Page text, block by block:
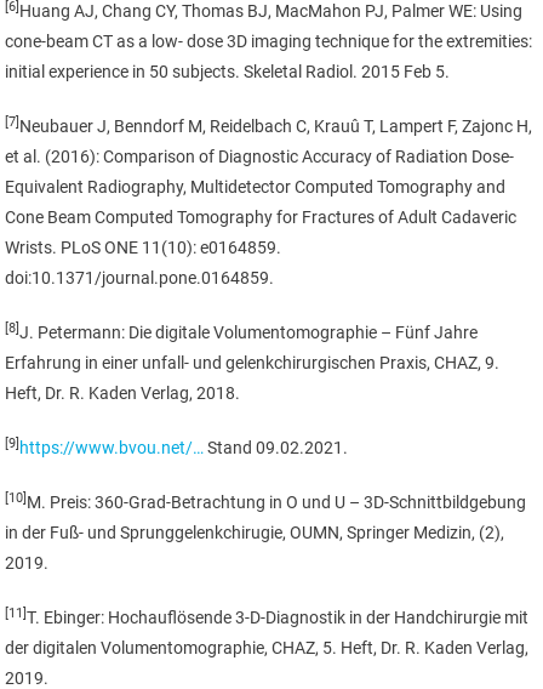
[6] Huang AJ, Chang CY, Thomas BJ, MacMahon PJ, Palmer WE: Using
cone-beam CT as a low- dose 3D imaging technique for the extremities:
initial experience in 50 subjects. Skeletal Radiol. 2015 Feb 5.
[7] Neubauer J, Benndorf M, Reidelbach C, Krauû T, Lampert F, Zajonc H,
et al. (2016): Comparison of Diagnostic Accuracy of Radiation Dose-
Equivalent Radiography, Multidetector Computed Tomography and
Cone Beam Computed Tomography for Fractures of Adult Cadaveric
Wrists. PLoS ONE 11(10): e0164859.
doi:10.1371/journal.pone.0164859.
[8]J. Petermann: Die digitale Volumentomographie – Fünf Jahre
Erfahrung in einer unfall- und gelenkchirurgischen Praxis, CHAZ, 9.
Heft, Dr. R. Kaden Verlag, 2018.
[9] https://www.bvou.net/…Stand 09.02.2021.
[10] M. Preis: 360-Grad-Betrachtung in O und U – 3D-Schnittbildgebung
in der Fuß- und Sprunggelenkchirugie, OUMN, Springer Medizin, (2),
2019.
[11]T. Ebinger: Hochauflösende 3-D-Diagnostik in der Handchirurgie mit
der digitalen Volumentomographie, CHAZ, 5. Heft, Dr. R. Kaden Verlag,
2019.